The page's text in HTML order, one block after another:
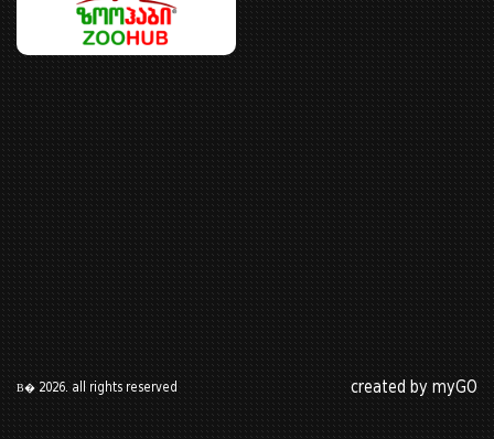
В� 2026. all rights reserved created by myGO